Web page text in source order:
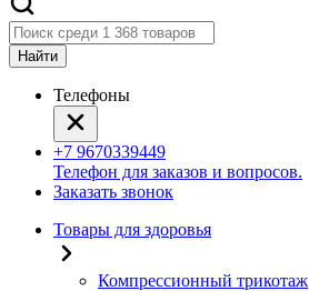
Найти
Телефоны
+7 9670339449
Телефон для заказов и вопросов.
Заказать звонок
Товары для здоровья
Компрессионный трикотаж